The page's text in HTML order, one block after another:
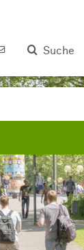
Suche